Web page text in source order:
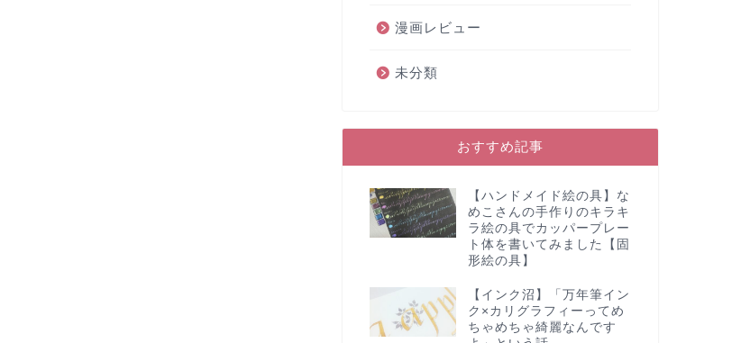
漫画レビュー
未分類
おすすめ記事
【ハンドメイド絵の具】な
めこさんの手作りのキラキ
ラ絵の具でカッパープレー
ト体を書いてみました【固
形絵の具】
【インク沼】「万年筆イン
ク×カリグラフィーってめ
ちゃめちゃ綺麗なんです